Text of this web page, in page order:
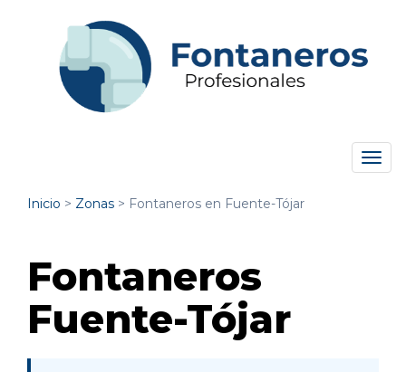
Inicio > Zonas > Fontaneros en Fuente-Tójar
Fontaneros
Fuente-Tójar